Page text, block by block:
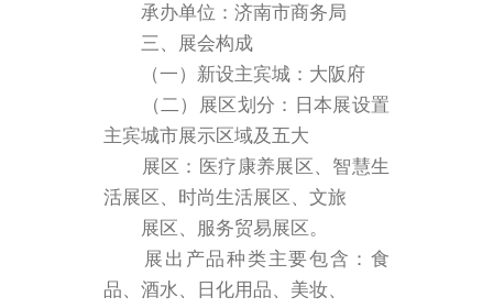
承办单位：济南市商务局
三、展会构成
（一）新设主宾城：大阪府
（二）展区划分：日本展设置
主宾城市展示区域及五大
展区：医疗康养展区、智慧生
活展区、时尚生活展区、文旅
展区、服务贸易展区。
展出产品种类主要包含：食
品、酒水、日化用品、美妆、